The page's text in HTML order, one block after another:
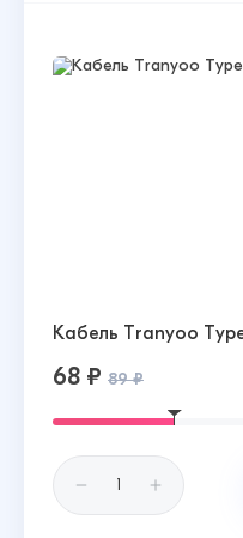
Кабель Tranyoo
68 ₽ 89 ₽